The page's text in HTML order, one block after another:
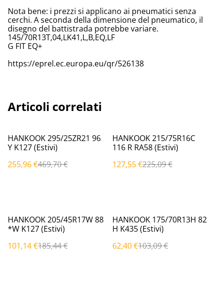
Nota bene: i prezzi si applicano ai pneumatici senza
cerchi. A seconda della dimensione del pneumatico, il
disegno del battistrada potrebbe variare.
145/70R13T,04,LK41,L,B,EQ,LF
G FIT EQ+
https://eprel.ec.europa.eu/qr/526138
Articoli correlati
%
HANKOOK 295/25ZR21 96
Y K127 (Estivi)
255,96 €469,70 €
%
HANKOOK 215/75R16C
116 R RA58 (Estivi)
127,55 €225,09 €
%
HANKOOK 205/45R17W 88
*W K127 (Estivi)
101,14 €185,44 €
%
HANKOOK 175/70R13H 82
H K435 (Estivi)
62,40 €103,09 €